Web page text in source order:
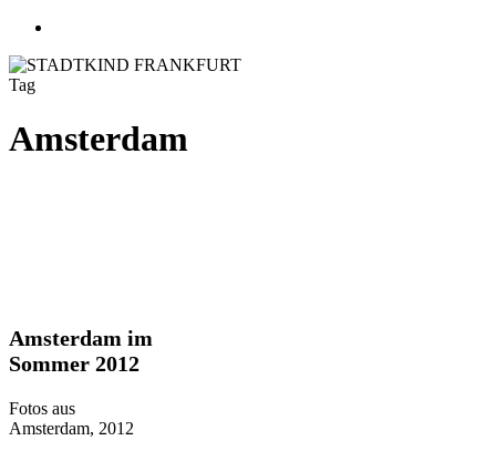
Tag
Amsterdam
Amsterdam
im
Sommer
Amsterdam im
Sommer 2012
Fotos aus
Amsterdam, 2012